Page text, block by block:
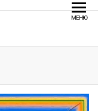
МЕНЮ